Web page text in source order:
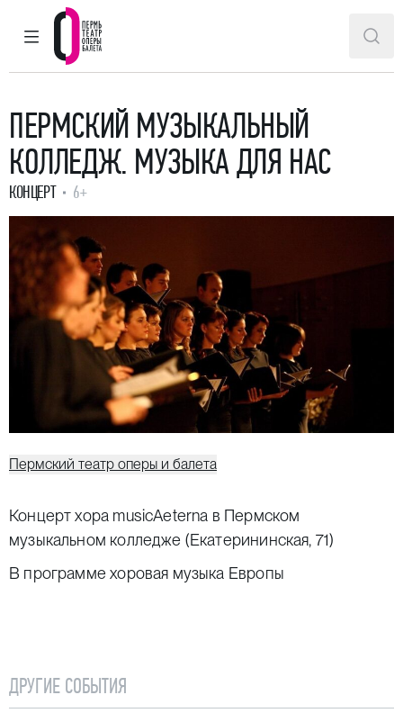
ГЛАВНОЕ МЕНЮ
Пермский театр оперы и балета
ПЕРМСКИЙ МУЗЫКАЛЬНЫЙ
КОЛЛЕДЖ. МУЗЫКА ДЛЯ НАС
КОНЦЕРТ 6+
Пермский театр оперы и балета
Концерт хора musicAeterna в Пермском
музыкальном колледже (Екатерининская, 71)
В программе хоровая музыка Европы
ДРУГИЕ СОБЫТИЯ